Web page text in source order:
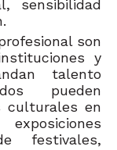
sensibilidad
son
y
talento
pueden
culturales en
festivales,